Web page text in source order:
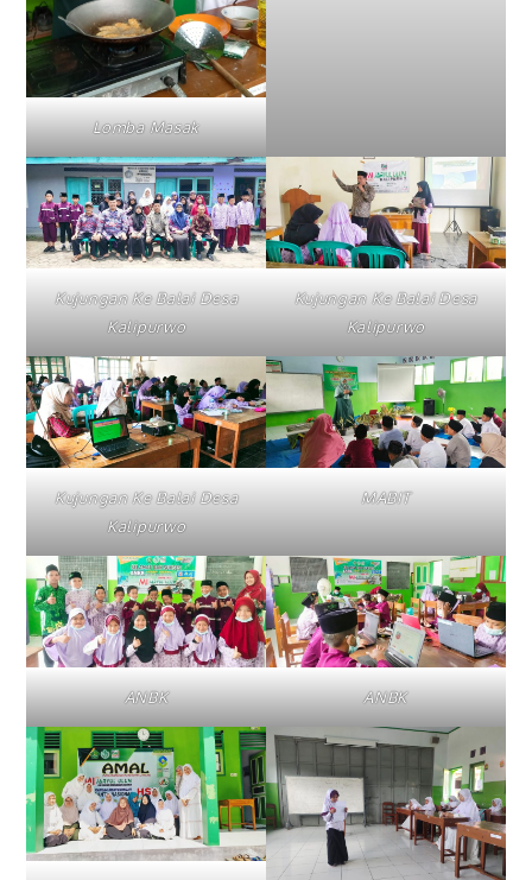
Lomba Masak
Kujungan Ke Balai Desa
Kalipurwo
Kujungan Ke Balai Desa
Kalipurwo
Kujungan Ke Balai Desa
Kalipurwo
MABIT
ANBK ANBK